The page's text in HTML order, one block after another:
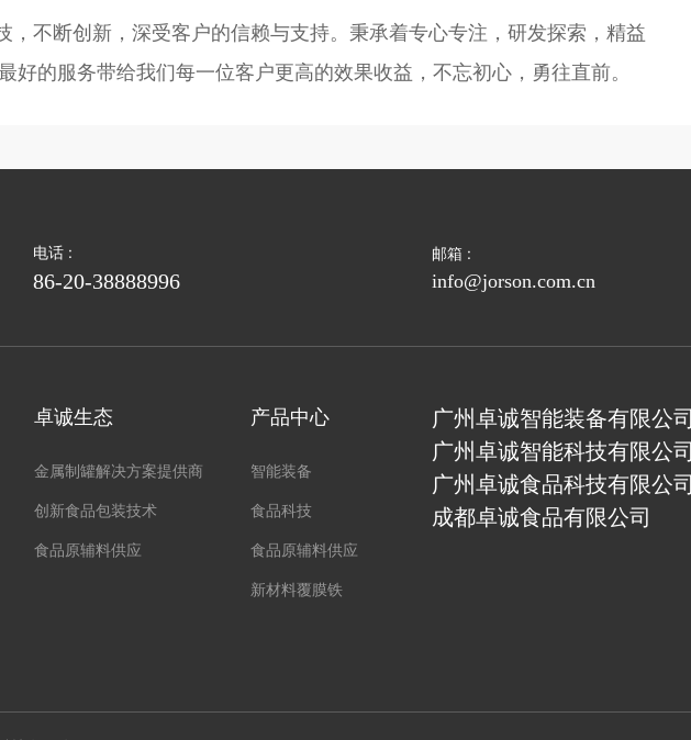
，不断创新，深受客户的信赖与支持。秉承着专心专注，研发探索，精益
好的服务带给我们每一位客户更高的效果收益，不忘初心，勇往直前。
电话 :
86-20-38888996
邮箱 :
info@jorson.com.cn
卓诚生态
金属制罐解决方案提供商
创新食品包装技术
食品原辅料供应
产品中心
智能装备
食品科技
食品原辅料供应
新材料覆膜铁
广州卓诚智能装备有限公司
广州卓诚智能科技有限公司
广州卓诚食品科技有限公司
成都卓诚食品有限公司